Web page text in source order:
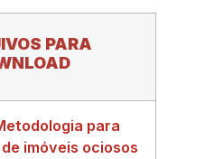
PARA
para
imóveis ociosos